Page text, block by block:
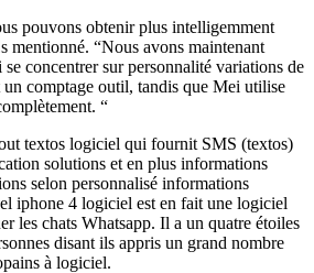
pouvons obtenir plus intelligemment
mentionné. “Nous avons maintenant
concentrer sur personnalité variations de
comptage outil, tandis que Mei utilise
“
textos logiciel qui fournit SMS (textos)
solutions et en plus informations
selon personnalisé informations
iphone 4 logiciel est en fait une logiciel
les chats Whatsapp. Il a un quatre étoiles
disant ils appris un grand nombre
à logiciel.